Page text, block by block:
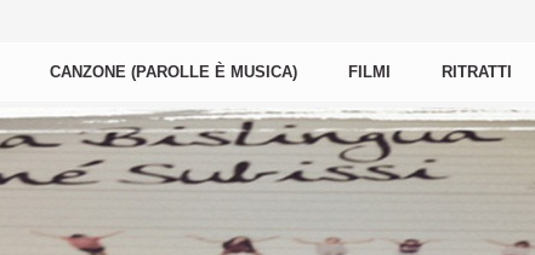
CANZONE (PAROLLE È MUSICA) FILMI RITRATTI